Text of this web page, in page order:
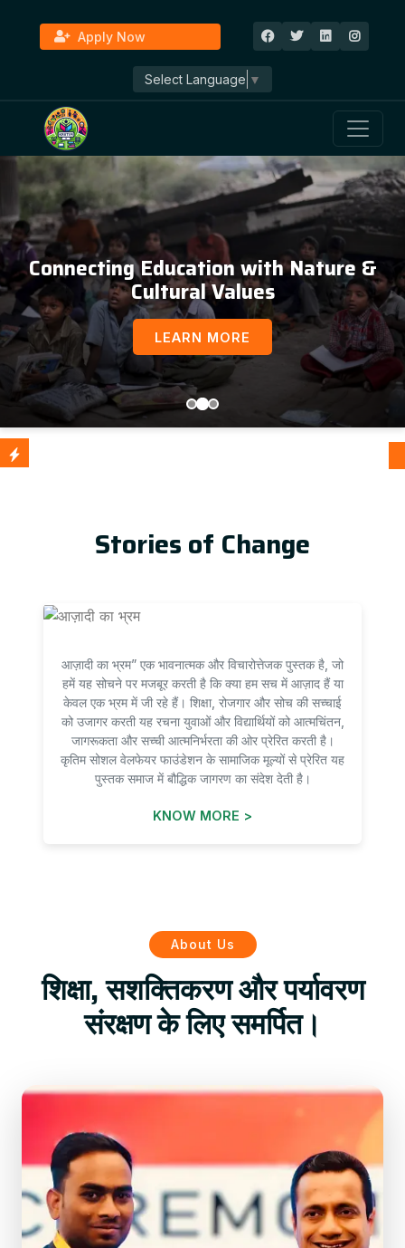
Apply Now
Select Language ▼
Education, Awareness & Social
Development
LEARN MORE
Stories of Change
आज़ादी का भ्रम” एक भावनात्मक और विचारोत्तेजक पुस्तक है, जो
हमें यह सोचने पर मजबूर करती है कि क्या हम सच में आज़ाद हैं या
केवल एक भ्रम में जी रहे हैं। शिक्षा, रोजगार और सोच की सच्चाई
को उजागर करती यह रचना युवाओं और विद्यार्थियों को आत्मचिंतन,
जागरूकता और सच्ची आत्मनिर्भरता की ओर प्रेरित करती है।
कृतिम सोशल वेलफेयर फाउंडेशन के सामाजिक मूल्यों से प्रेरित यह
पुस्तक समाज में बौद्धिक जागरण का संदेश देती है।
KNOW MORE >
About Us
शिक्षा, सशक्तिकरण और पर्यावरण
संरक्षण के लिए समर्पित।